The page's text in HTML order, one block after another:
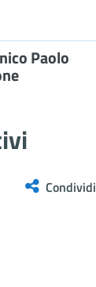
Paolo
Condividi